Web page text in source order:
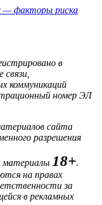
— факторы риска
в
коммуникаций
номер ЭЛ
сайта
разрешения
18+.
на правах
за
в рекламных